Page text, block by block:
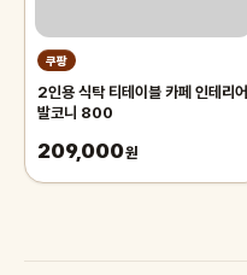
쿠팡
2인용 식탁 티테이블 카페 인테리어
발코니 800
209,000원